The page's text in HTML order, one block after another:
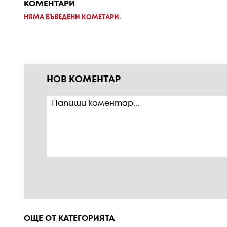
КОМЕНТАРИ
НЯМА ВЪВЕДЕНИ КОМЕТАРИ.
НОВ КОМЕНТАР
ОЩЕ ОТ КАТЕГОРИЯТА